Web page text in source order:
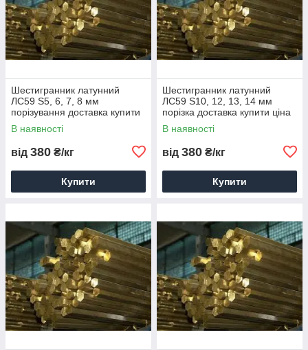
Шестигранник латунний
ЛС59 S5, 6, 7, 8 мм
порізування доставка купити
ціна
В наявності
від 380 ₴/кг
Купити
Шестигранник латунний
ЛС59 S10, 12, 13, 14 мм
порізка доставка купити ціна
В наявності
від 380 ₴/кг
Купити